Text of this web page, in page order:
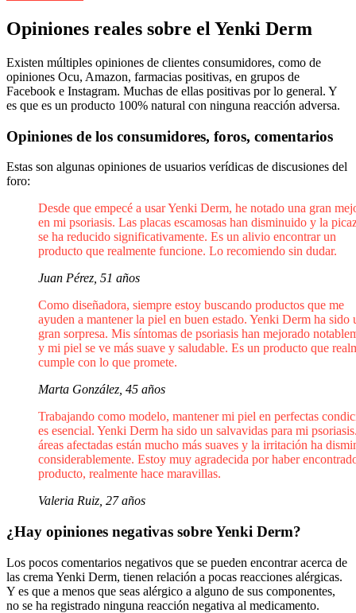
Opiniones reales sobre el Yenki Derm
Existen múltiples opiniones de clientes consumidores, como de
opiniones Ocu, Amazon, farmacias positivas, en grupos de
Facebook e Instagram. Muchas de ellas positivas por lo general. Y
es que es un producto 100% natural con ninguna reacción adversa.
Opiniones de los consumidores, foros, comentarios
Estas son algunas opiniones de usuarios verídicas de discusiones del
foro:
Desde que empecé a usar Yenki Derm, he notado una gran
en mi psoriasis. Las placas escamosas han disminuido y la
se ha reducido significativamente. Es un alivio encontrar un
producto que realmente funcione. Lo recomiendo sin dudar.
Juan Pérez, 51 años
Como diseñadora, siempre estoy buscando productos que me
ayuden a mantener la piel en buen estado. Yenki Derm ha sido
gran sorpresa. Mis síntomas de psoriasis han mejorado
y mi piel se ve más suave y saludable. Es un producto que
cumple con lo que promete.
Marta González, 45 años
Trabajando como modelo, mantener mi piel en perfectas
es esencial. Yenki Derm ha sido un salvavidas para mi
áreas afectadas están mucho más suaves y la irritación ha
considerablemente. Estoy muy agradecida por haber
producto, realmente hace maravillas.
Valeria Ruiz, 27 años
¿Hay opiniones negativas sobre Yenki Derm?
Los pocos comentarios negativos que se pueden encontrar acerca de
las crema Yenki Derm, tienen relación a pocas reacciones alérgicas.
Y es que a menos que seas alérgico a alguno de sus componentes,
no se ha registrado ninguna reacción negativa al medicamento.